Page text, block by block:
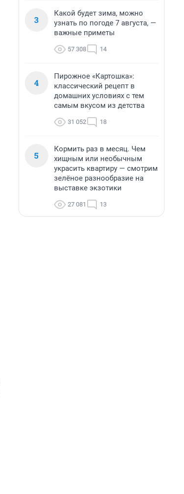
3
Какой будет зима, можно
узнать по погоде 7 августа, —
важные приметы
57 308 14
4
Пирожное «Картошка»:
классический рецепт в
домашних условиях с тем
самым вкусом из детства
31 052 18
5
Кормить раз в месяц. Чем
хищным или необычным
украсить квартиру — смотрим
зелёное разнообразие на
выставке экзотики
27 081 13